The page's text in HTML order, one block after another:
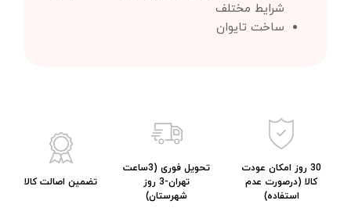
شرایط مختلف
ساخت تایوان
30 روز امکان عودت
کالا (درصورت عدم
استفاده)
تحویل فوری (3ساعت
تهران-3 روز
شهرستان)
تضمین اصالت کالا